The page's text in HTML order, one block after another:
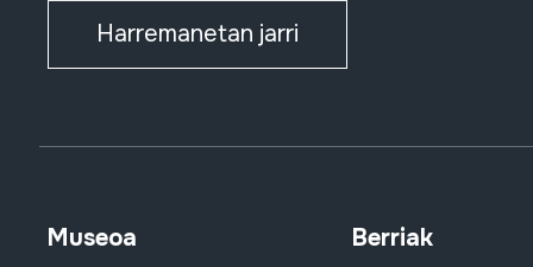
Harremanetan jarri
Museoa Berriak